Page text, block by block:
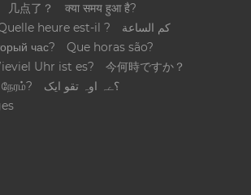
几点了？
क्या समय हुआ है?
heure est-il ?
كم الساعة
час?
Que horas são?
Uhr ist es?
今何時ですか？
؟ےہ اوہ تقو ایک